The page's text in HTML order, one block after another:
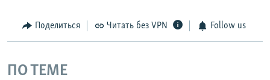
Поделиться Читать без VPN Follow us
ПО ТЕМЕ